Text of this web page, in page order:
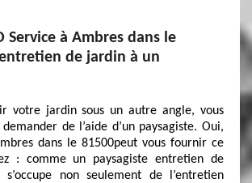
Service à Ambres dans le
de jardin à un
votre jardin sous un autre angle, vous
de l’aide d’un paysagiste. Oui,
dans le 81500peut vous fournir ce
: comme un paysagiste entretien de
non seulement de l’entretien